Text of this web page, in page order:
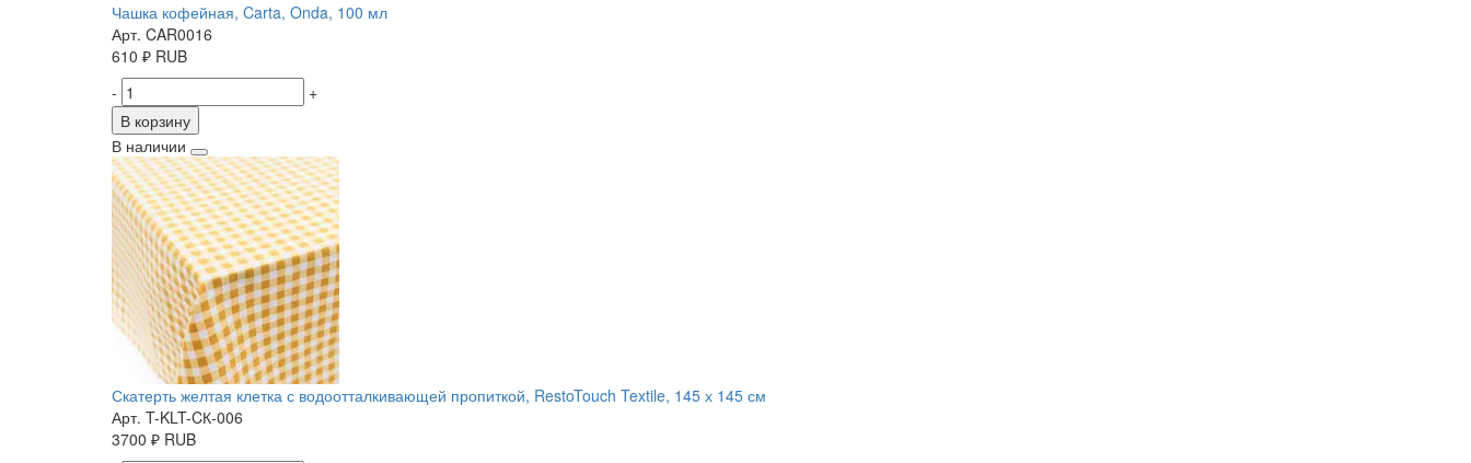
Чашка кофейная, Carta, Onda, 100 мл
Арт. CAR0016
610 ₽ RUB
-
+
В корзину
В наличии
Скатерть желтая клетка с водоотталкивающей пропиткой, RestoTouch Textile, 145 х 145 см
Арт. T-KLT-CК-006
3700 ₽ RUB